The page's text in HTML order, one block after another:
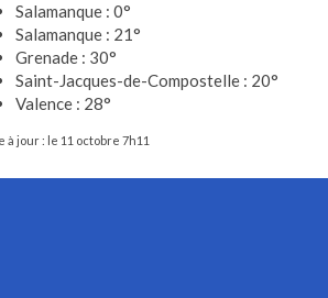
Salamanque : 0°
Salamanque : 21°
Grenade : 30°
Saint-Jacques-de-Compostelle : 20°
Valence : 28°
à jour : le 11 octobre 7h11